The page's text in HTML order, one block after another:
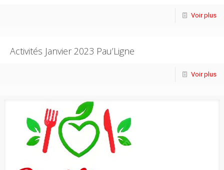
Voir plus
Activités Janvier 2023 Pau’Ligne
Voir plus